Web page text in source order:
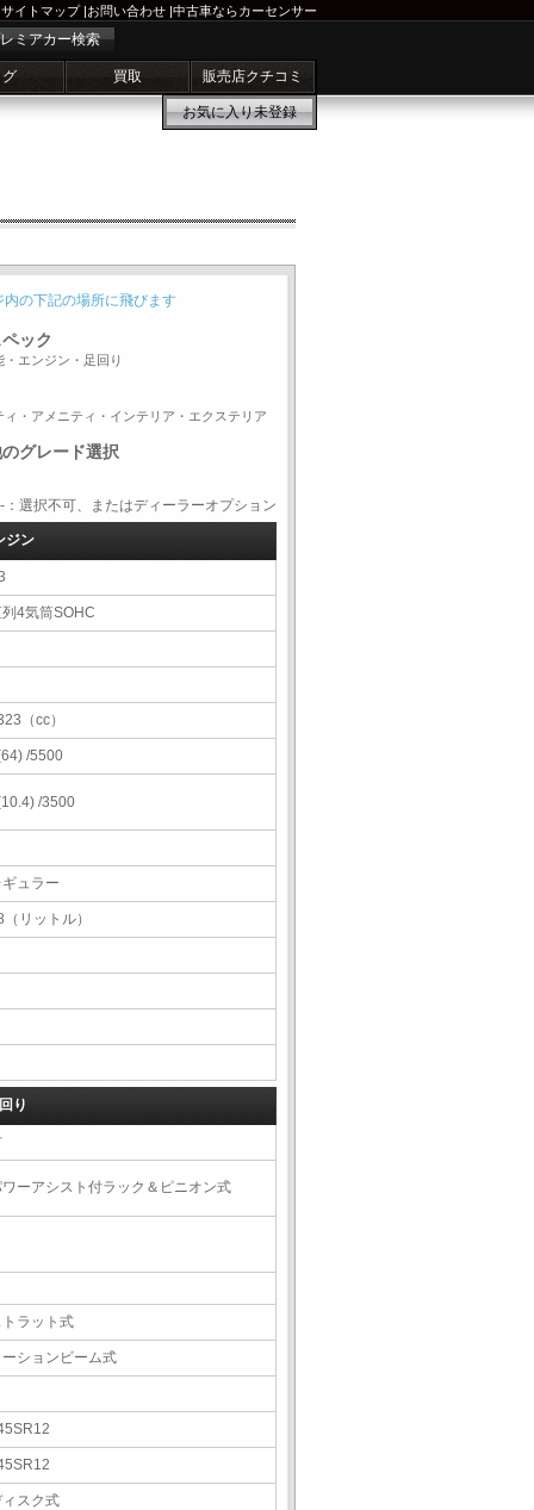
サイトマップ|お問い合わせ |中古車ならカーセンサー
ミアカー検索
買取 販売店クチコミ
お気に入り未登録
内の下記の場所に飛びます
ック
・エンジン・足回り
ィ・アメニティ・インテリア・エクステリア
グレード選択
択不可、またはディーラーオプション
ジン
4気筒SOHC
（cc）
/5500
/3500
ュラー
（リットル）
り
ーアシスト付ラック＆ピニオン式
ラット式
ションビーム式
スク式